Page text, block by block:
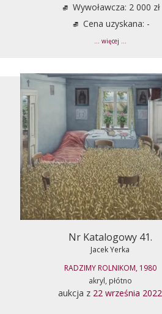
Wywoławcza: 2 000 zł
Cena uzyskana: -
... więcej ...
Nr Katalogowy 41.
Jacek Yerka
RADZIMY ROLNIKOM, 1980
akryl, płótno
aukcja z 22 września 2022